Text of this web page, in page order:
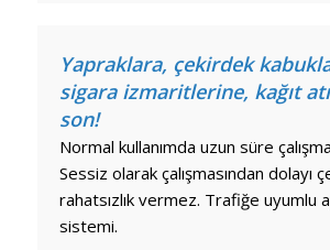
Yapraklara, çekirdek
sigara izmaritlerine, kağıt
son!
Normal kullanımda uzun süre
Sessiz olarak çalışmasından dolayı
rahatsızlık vermez. Trafiğe uyumlu
sistemi.